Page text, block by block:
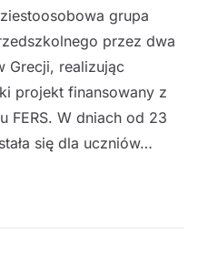
grupa
przez dwa
Grecji, realizując
projekt finansowany z
FERS. W dniach od 23
się dla uczniów…